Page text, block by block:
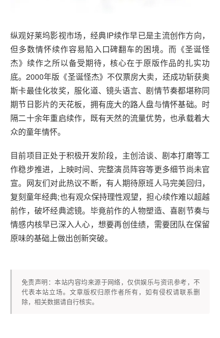
纵观好莱坞影视市场，经典IP续作早已是主流创作方向，
但多数情怀续作容易陷入口碑翻车的困境。而《圣诞怪
杰》续作之所以备受期待，核心在于原版作品的扎实功
底。2000年版《圣诞怪杰》不仅票房大卖，还成功斩获奥
斯卡最佳化妆奖，服化道、镜头语言、剧情节奏都堪称同
期节日影片的天花板，拥有庞大的路人盘与情怀基础。时
隔二十余年重启续作，既有天然的流量优势，也承载着大
众的童年情怀。
目前项目正处于积极开发阶段，主创洽谈、剧本打磨等工
作稳步推进，上映时间、完整演员阵容等更多细节尚未官
宣。网友们对此热议不断，有人期待原班人马完美回归，
复刻童年经典;也有观众保持理性观望，担心续作难以超越
前作，破坏经典滤镜。毕竟前作的人物塑造、喜剧节奏与
情感内核早已深入人心，想要再创佳绩，需要团队在保留
原味的基础上做出创新突破。
免责声明：本站内容均来源于网络，仅供娱乐与资讯参考，不
代表本站立场。文章版权归原作者所有，如有侵权请联系删
除，相关数据请自行核实。